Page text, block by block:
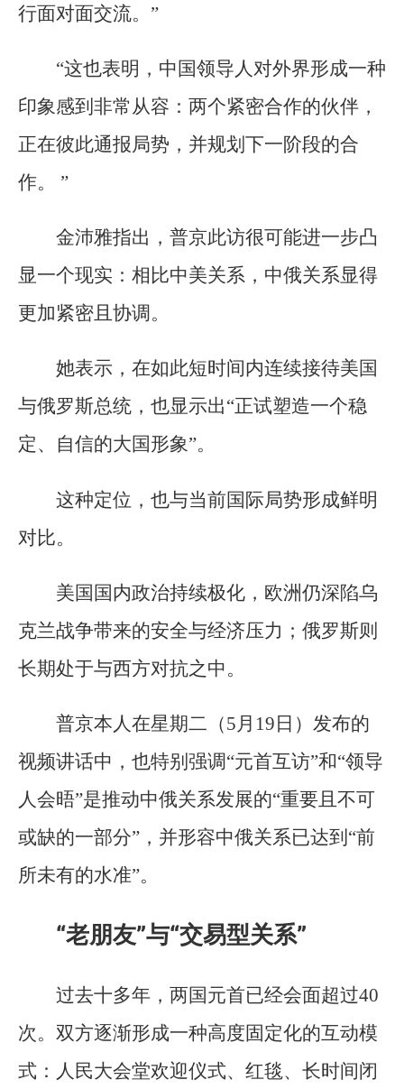
行面对面交流。”
“这也表明，中国领导人对外界形成一种
印象感到非常从容：两个紧密合作的伙伴，
正在彼此通报局势，并规划下一阶段的合
作。 ”
金沛雅指出，普京此访很可能进一步凸
显一个现实：相比中美关系，中俄关系显得
更加紧密且协调。
她表示，在如此短时间内连续接待美国
与俄罗斯总统，也显示出“正试塑造一个稳
定、自信的大国形象”。
这种定位，也与当前国际局势形成鲜明
对比。
美国国内政治持续极化，欧洲仍深陷乌
克兰战争带来的安全与经济压力；俄罗斯则
长期处于与西方对抗之中。
普京本人在星期二（5月19日）发布的
视频讲话中，也特别强调“元首互访”和“领导
人会晤”是推动中俄关系发展的“重要且不可
或缺的一部分”，并形容中俄关系已达到“前
所未有的水准”。
“老朋友”与“交易型关系”
过去十多年，两国元首已经会面超过40
次。双方逐渐形成一种高度固定化的互动模
式：人民大会堂欢迎仪式、红毯、长时间闭